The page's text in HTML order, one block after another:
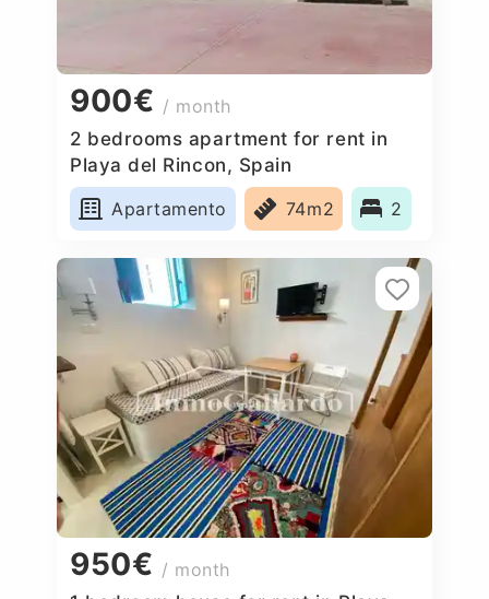
900€ / month
2 bedrooms apartment for rent in
Playa del Rincon, Spain
Apartamento
74m2 2
950€ / month